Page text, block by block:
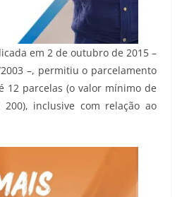
em 2 de outubro de 2015 –
–, permitiu o parcelamento
12 parcelas (o valor mínimo de
inclusive com relação ao